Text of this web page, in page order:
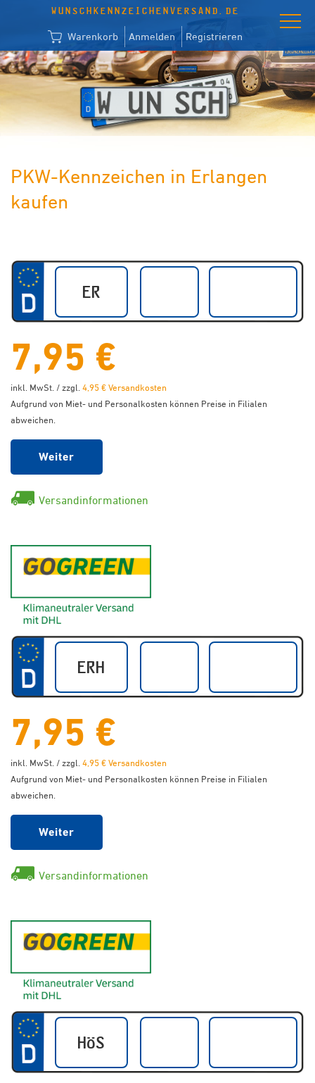
WUNSCHKENNZEICHENVERSAND.DE
Warenkorb Anmelden Registrieren
PKW-Kennzeichen in Erlangen
kaufen
7,95 €
inkl. MwSt. / zzgl. 4,95 € Versandkosten
Aufgrund von Miet- und Personalkosten können Preise in Filialen
abweichen.
Weiter
Versandinformationen
7,95 €
inkl. MwSt. / zzgl. 4,95 € Versandkosten
Aufgrund von Miet- und Personalkosten können Preise in Filialen
abweichen.
Weiter
Versandinformationen